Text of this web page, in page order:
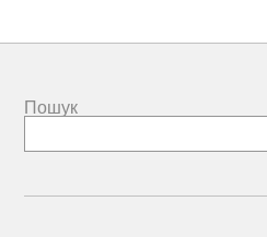
Пошук